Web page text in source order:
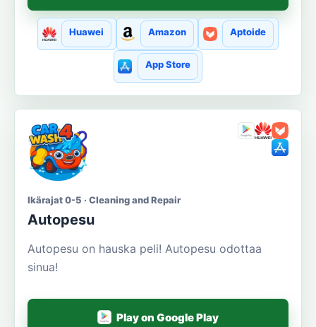
Huawei Amazon Aptoide
App Store
Ikärajat 0-5 · Cleaning and Repair
Autopesu
Autopesu on hauska peli! Autopesu odottaa
sinua!
Play on Google Play